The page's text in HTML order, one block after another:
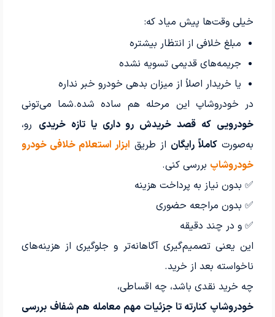
خیلی وقت‌ها پیش میاد که:
مبلغ خلافی از انتظار بیشتره
جریمه‌های قدیمی تسویه نشده
یا خریدار اصلاً از میزان بدهی خودرو خبر نداره
در خودروشاپ این مرحله هم ساده شده.شما می‌تونی
خودرویی که قصد خریدش رو داری یا تازه خریدی رو،
به‌صورت کاملاً رایگان از طریق ابزار استعلام خلافی خودرو
خودروشاپ بررسی کنی.
✅ بدون نیاز به پرداخت هزینه
✅ بدون مراجعه حضوری
✅ و در چند دقیقه
این یعنی تصمیم‌گیری آگاهانه‌تر و جلوگیری از هزینه‌های
ناخواسته بعد از خرید.
چه خرید نقدی باشد، چه اقساطی،
خودروشاپ کنارته تا جزئیات مهم معامله هم شفاف بررسی